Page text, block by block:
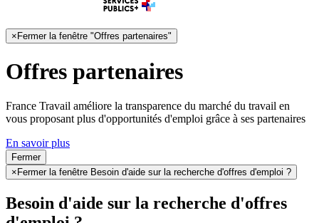
×Fermer la fenêtre "Offres partenaires"
Offres partenaires
France Travail améliore la transparence du marché du travail en
vous proposant plus d'opportunités d'emploi grâce à ses partenaires
En savoir plus
Fermer
× Fermer la fenêtre Besoin d'aide sur la recherche d'offres d'emploi ?
Besoin d'aide sur la recherche d'offres